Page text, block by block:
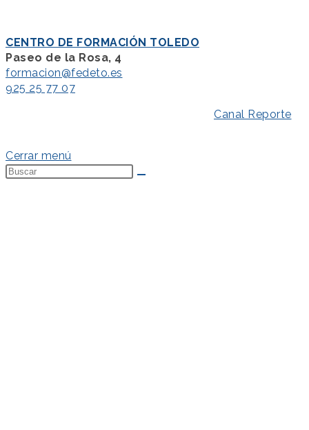
CENTRO DE FORMACIÓN TOLEDO
Paseo de la Rosa, 4
formacion@fedeto.es
925 25 77 07
Canal Reporte
Cerrar menú